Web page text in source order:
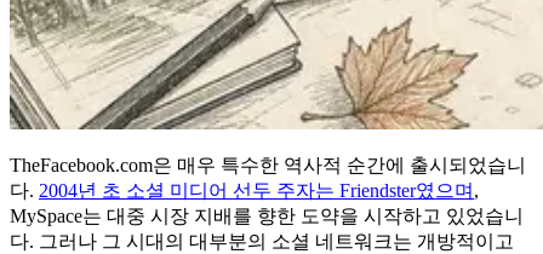
TheFacebook.com은 매우 특수한 역사적 순간에 출시되었습니
다. 2004년 초 소셜 미디어 선두 주자는 Friendster였으며 ,
MySpace는 대중 시장 지배를 향한 도약을 시작하고 있었습니
다. 그러나 그 시대의 대부분의 소셜 네트워크는 개방적이고